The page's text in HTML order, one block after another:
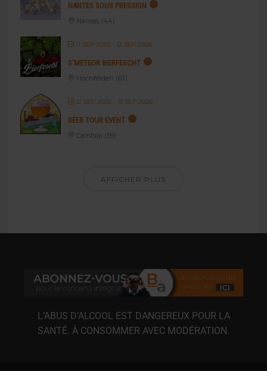
NANTES SOUS PRESSION
Nantes (44)
11 SEP 2026- 12 SEP 2026
S’METEOR BIERFESCHT
Hochfelden (67)
12 SEP 2026- 13 SEP 2026
BEER TOUR EVENT
Cambrai (59)
AFFICHER PLUS
L’ABUS D’ALCOOL EST DANGEREUX POUR LA
SANTÉ. À CONSOMMER AVEC MODÉRATION.